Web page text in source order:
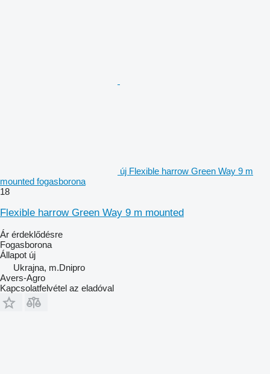
új Flexible harrow Green Way 9 m
mounted fogasborona
18
Flexible harrow Green Way 9 m mounted
Ár érdeklődésre
Fogasborona
Állapot új
Ukrajna, m.Dnipro
Avers-Agro
Kapcsolatfelvétel az eladóval